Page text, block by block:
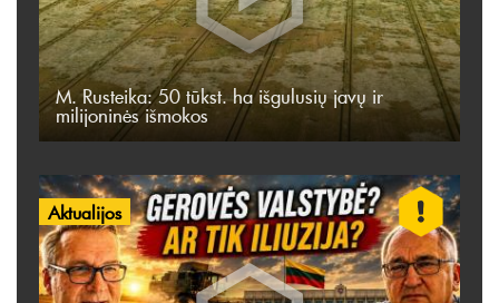
M. Rusteika: 50 tūkst. ha išgulusių javų ir
milijoninės išmokos
Aktualijos